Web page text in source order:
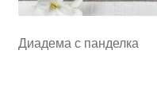
Диадема с панделка